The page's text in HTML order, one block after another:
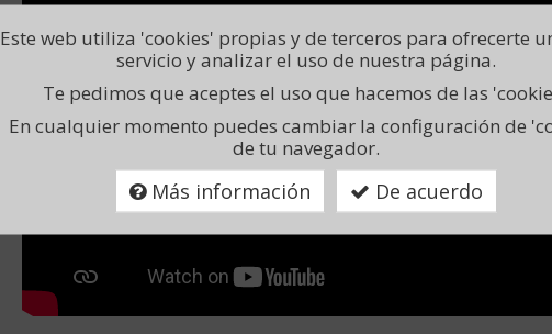
Este web utiliza 'cookies' propias y de terceros para ofrecerte
servicio y analizar el uso de nuestra página.
Te pedimos que aceptes el uso que hacemos de las
En cualquier momento puedes cambiar la configuración de
de tu navegador.
Más información De acuerdo